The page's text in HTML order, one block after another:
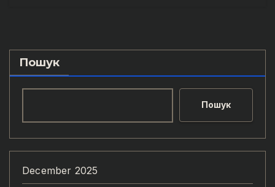
Пошук
Пошук
December 2025